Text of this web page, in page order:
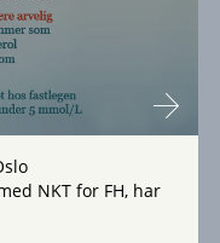
NKT for FH, har